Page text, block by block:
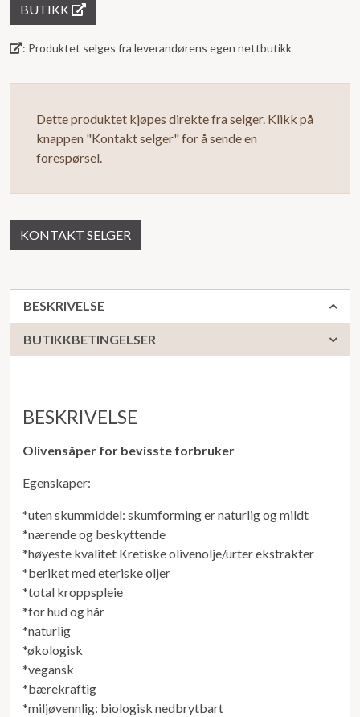
BUTIKK
: Produktet selges fra leverandørens egen nettbutikk
Dette produktet kjøpes direkte fra selger. Klikk på
knappen "Kontakt selger" for å sende en
forespørsel.
KONTAKT SELGER
BESKRIVELSE
BUTIKKBETINGELSER
BESKRIVELSE
Olivensåper for bevisste forbruker
Egenskaper:
*uten skummiddel: skumforming er naturlig og mildt
*nærende og beskyttende
*høyeste kvalitet Kretiske olivenolje/urter ekstrakter
*beriket med eteriske oljer
*total kroppspleie
*for hud og hår
*naturlig
*økologisk
*vegansk
*bærekraftig
*miljøvennlig: biologisk nedbrytbart